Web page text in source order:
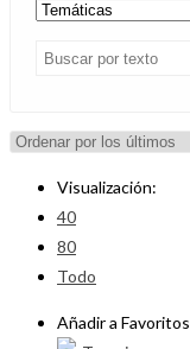
Visualización:
40
80
Todo
Añadir a Favoritos